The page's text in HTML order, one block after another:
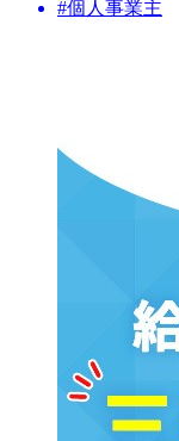
#個人事業主